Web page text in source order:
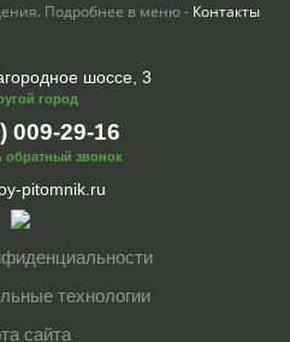
Подробнее в меню - Контакты
шоссе, 3
город
009-29-16
обратный звонок
pitomnik.ru
технологии
сайта